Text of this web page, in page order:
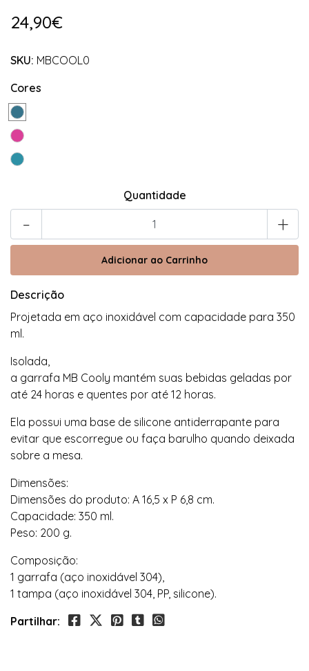
24,90€
SKU: MBCOOL0
Cores
Quantidade
- +
Descrição
Projetada em aço inoxidável com capacidade para 350
ml.
Isolada,
a garrafa MB Cooly mantém suas bebidas geladas por
até 24 horas e quentes por até 12 horas.
Ela possui uma base de silicone antiderrapante para
evitar que escorregue ou faça barulho quando deixada
sobre a mesa.
Dimensões:
Dimensões do produto: A 16,5 x P 6,8 cm.
Capacidade: 350 ml.
Peso: 200 g.
Composição:
1 garrafa (aço inoxidável 304),
1 tampa (aço inoxidável 304, PP, silicone).
Partilhar: